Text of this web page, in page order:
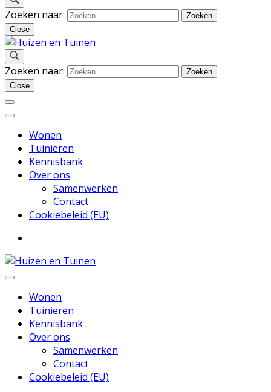
Zoeken naar:
Close
Huizen en Tuinen
Inspiratie voor wonen en tuinieren
Zoeken naar:
Close
Wonen
Tuinieren
Kennisbank
Over ons
Samenwerken
Contact
Cookiebeleid (EU)
Huizen en Tuinen
Inspiratie voor wonen en tuinieren
Wonen
Tuinieren
Kennisbank
Over ons
Samenwerken
Contact
Cookiebeleid (EU)